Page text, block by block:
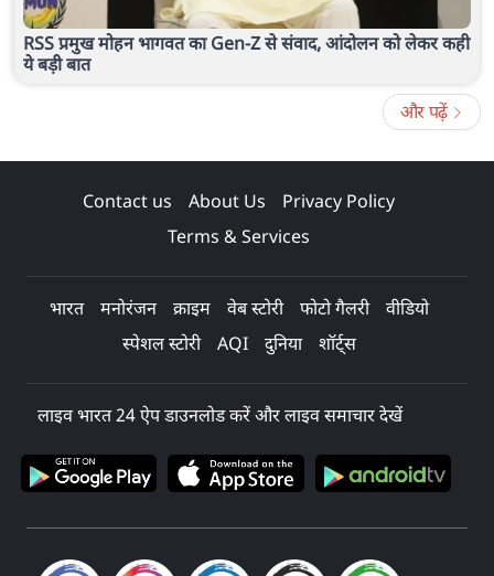
RSS प्रमुख मोहन भागवत का Gen-Z से संवाद, आंदोलन को लेकर कही
ये बड़ी बात
और पढ़ें
Contact us About Us
Privacy Policy
Terms & Services
भारत मनोरंजन क्राइम वेब स्टोरी फोटो गैलरी
वीडियो
स्पेशल स्टोरी
AQI दुनिया शॉर्ट्स
लाइव भारत 24 ऐप डाउनलोड करें और लाइव समाचार देखें